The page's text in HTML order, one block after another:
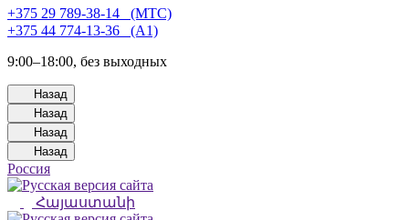
+375 29 789-38-14⠀(МТС)
+375 44 774-13-36⠀(А1)
9:00–18:00, без выходных
Назад
Назад
Назад
Назад
Россия
Հայաստանի